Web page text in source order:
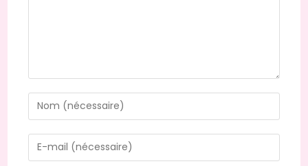
Enter
your
name
or
Enter
your